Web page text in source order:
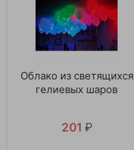
Облако из светящихся
гелиевых шаров
201 ₽